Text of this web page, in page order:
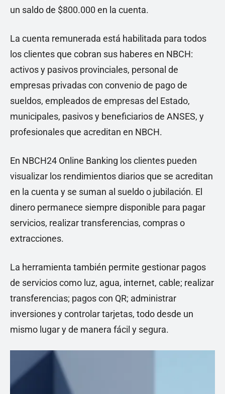
un saldo de $800.000 en la cuenta.
La cuenta remunerada está habilitada para todos
los clientes que cobran sus haberes en NBCH:
activos y pasivos provinciales, personal de
empresas privadas con convenio de pago de
sueldos, empleados de empresas del Estado,
municipales, pasivos y beneficiarios de ANSES, y
profesionales que acreditan en NBCH.
En NBCH24 Online Banking los clientes pueden
visualizar los rendimientos diarios que se acreditan
en la cuenta y se suman al sueldo o jubilación. El
dinero permanece siempre disponible para pagar
servicios, realizar transferencias, compras o
extracciones.
La herramienta también permite gestionar pagos
de servicios como luz, agua, internet, cable; realizar
transferencias; pagos con QR; administrar
inversiones y controlar tarjetas, todo desde un
mismo lugar y de manera fácil y segura.